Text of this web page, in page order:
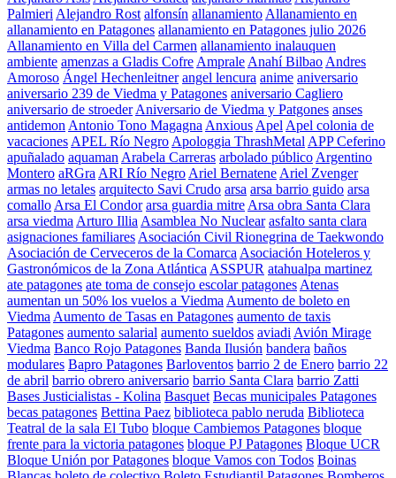
Palmieri Alejandro Rost alfonsín allanamiento Allanamiento en
allanamiento en Patagones allanamiento en Patagones julio 2026
Allanamiento en Villa del Carmen allanamiento inalauquen
ambiente amenzas a Gladis Cofre Amprale Anahí Bilbao Andres
Amoroso Ángel Hechenleitner angel lencura anime aniversario
aniversario 239 de Viedma y Patagones aniversario Cagliero
aniversario de stroeder Aniversario de Viedma y Patgones anses
antidemon Antonio Tono Magagna Anxious Apel Apel colonia de
vacaciones APEL Río Negro Apologgia ThrashMetal APP Ceferino
apuñalado aquaman Arabela Carreras arbolado público Argentino
Montero aRGra ARI Río Negro Ariel Bernatene Ariel Zvenger
armas no letales arquitecto Savi Crudo arsa arsa barrio guido arsa
comallo Arsa El Condor arsa guardia mitre Arsa obra Santa Clara
arsa viedma Arturo Illia Asamblea No Nuclear asfalto santa clara
asignaciones familiares Asociación Civil Rionegrina de Taekwondo
Asociación de Cerveceros de la Comarca Asociación Hoteleros y
Gastronómicos de la Zona Atlántica ASSPUR atahualpa martinez
ate patagones ate toma de consejo escolar patagones Atenas
aumentan un 50% los vuelos a Viedma Aumento de boleto en
Viedma Aumento de Tasas en Patagones aumento de taxis
Patagones aumento salarial aumento sueldos aviadi Avión Mirage
Viedma Banco Rojo Patagones Banda Ilusión bandera baños
modulares Bapro Patagones Barloventos barrio 2 de Enero barrio 22
de abril barrio obrero aniversario barrio Santa Clara barrio Zatti
Bases Justicialistas - Kolina Basquet Becas municipales Patagones
becas patagones Bettina Paez biblioteca pablo neruda Biblioteca
Teatral de la sala El Tubo bloque Cambiemos Patagones bloque
frente para la victoria patagones bloque PJ Patagones Bloque UCR
Bloque Unión por Patagones bloque Vamos con Todos Boinas